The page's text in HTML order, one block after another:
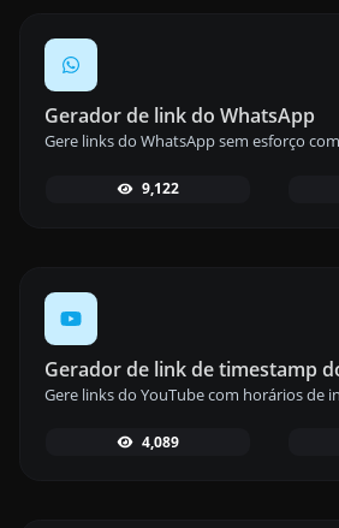
Gerador de link do WhatsApp
9,122
Gerador de link de timestamp
4,089